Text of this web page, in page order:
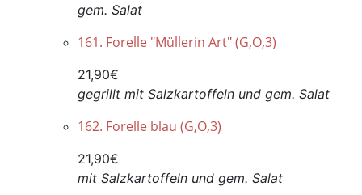
gem. Salat
161. Forelle "Müllerin Art" (G,O,3)
21,90€
gegrillt mit Salzkartoffeln und gem. Salat
162. Forelle blau (G,O,3)
21,90€
mit Salzkartoffeln und gem. Salat